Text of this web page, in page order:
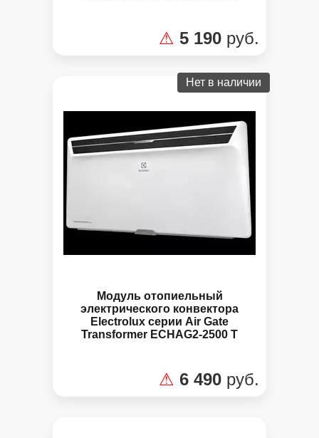
⚠ 5 190 руб.
Нет в наличии
Модуль отопиельный
электрического конвектора
Electrolux серии Air Gate
Transformer ECHAG2-2500 T
⚠ 6 490 руб.